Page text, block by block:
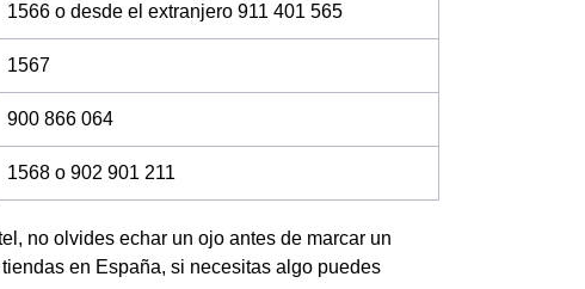
1566 o desde el extranjero 911 401 565
1567
900 866 064
1568 o 902 901 211
no olvides echar un ojo antes de marcar un
en España, si necesitas algo puedes